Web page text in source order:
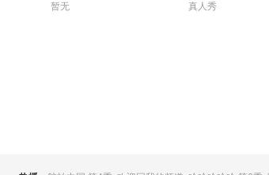
暂无 真人秀